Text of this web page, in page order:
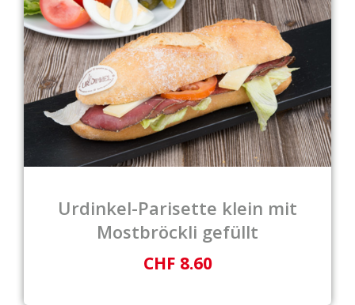
Urdinkel-Parisette klein mit
Mostbröckli gefüllt
CHF 8.60